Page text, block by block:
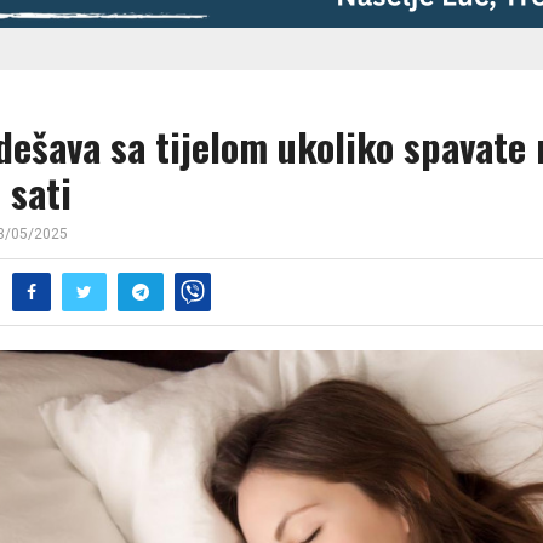
sa tijelom ukoliko spavate
sati
05/2025